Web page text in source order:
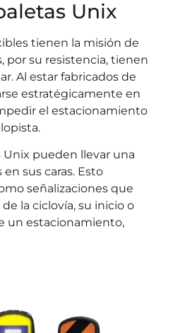
Unix
tienen la misión de
por su resistencia, tienen
Al estar fabricados de
estratégicamente en
el estacionamiento
Unix pueden llevar una
sus caras. Esto
señalizaciones que
la ciclovía, su inicio o
un estacionamiento,